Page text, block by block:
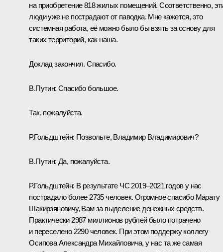
на приобретение 818 жилых помещений. Соответственно,
люди уже не пострадают от паводка. Мне кажется, это
системная работа, её можно было бы взять за основу для
таких территорий, как наша.
Доклад закончил. Спасибо.
В.Путин: Спасибо большое.
Так, пожалуйста.
Р.Гольдштейн: Позвольте, Владимир Владимирович?
В.Путин: Да, пожалуйста.
Р.Гольдштейн: В результате ЧС 2019–2021 годов у нас
пострадало более 2735 человек. Огромное спасибо Марату
Шакирзяновичу, Вам за выделение денежных средств.
Практически 2987 миллионов рублей было потрачено
и переселено 2290 человек. При этом поддержу коллегу
Осипова Александра Михайловича, у нас та же самая